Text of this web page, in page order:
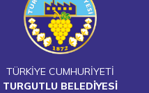
TÜRKİYE CUMHURİYETİ
TURGUTLU BELEDİYESİ